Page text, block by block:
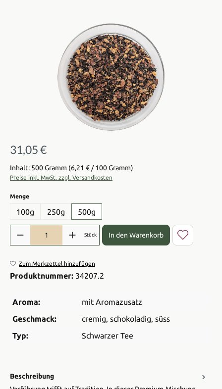
Bildergalerie überspringen
Regulärer Preis:
31,05 €
Inhalt: 500 Gramm (6,21 € / 100 Gramm)
Preise inkl. MwSt. zzgl. Versandkosten
Mengeauswählen
100g 250g 500g
Produkt Anzahl: Gib den gewünschten Wert ein oder benutze die
Stück In den Warenkorb
Zum Merkzettel hinzufügen
Produktnummer: 34207.2
Aroma:
mit Aromazusatz
Geschmack:
cremig, schokoladig, süss
Typ:
Schwarzer Tee
Beschreibung